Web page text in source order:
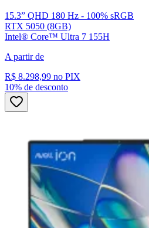
15.3” QHD 180 Hz - 100% sRGB
RTX 5050 (8GB)
Intel® Core™ Ultra 7 155H
A partir de
R$ 8.298,99 no PIX
10% de desconto